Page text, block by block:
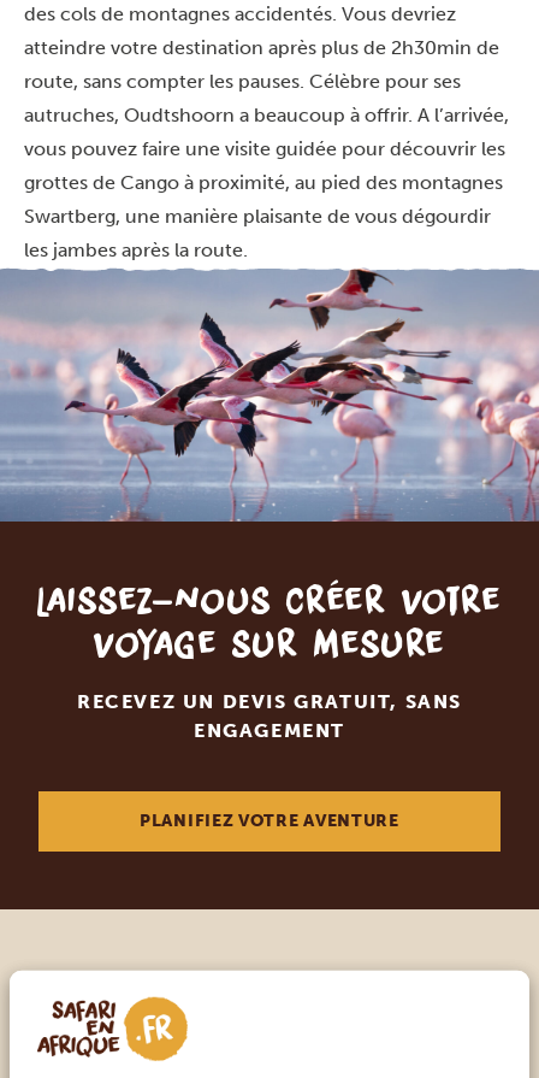
des cols de montagnes accidentés. Vous devriez
atteindre votre destination après plus de 2h30min de
route, sans compter les pauses. Célèbre pour ses
autruches, Oudtshoorn a beaucoup à offrir. A l’arrivée,
vous pouvez faire une visite guidée pour découvrir les
grottes de Cango à proximité, au pied des montagnes
Swartberg, une manière plaisante de vous dégourdir
les jambes après la route.
Laissez-nous créer votre
voyage sur mesure
RECEVEZ UN DEVIS GRATUIT, SANS
ENGAGEMENT
PLANIFIEZ VOTRE AVENTURE
Appelez un expert
NOS SPÉCIALISTES SONT LÀ POUR VOUS